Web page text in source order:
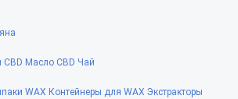
CBD Масло CBD Чай
WAX Контейнеры для WAX Экстракторы